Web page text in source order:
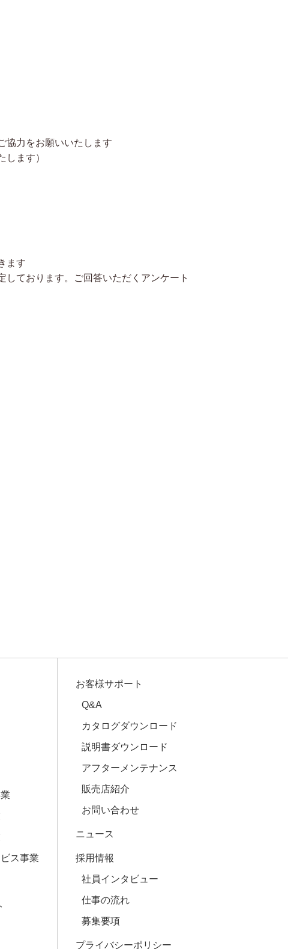
協力をお願いいたします
ます）
ます
ております。ご回答いただくアンケート
ス事業
お客様サポート
Q&A
カタログダウンロード
説明書ダウンロード
アフターメンテナンス
販売店紹介
お問い合わせ
ニュース
採用情報
社員インタビュー
仕事の流れ
募集要項
プライバシーポリシー